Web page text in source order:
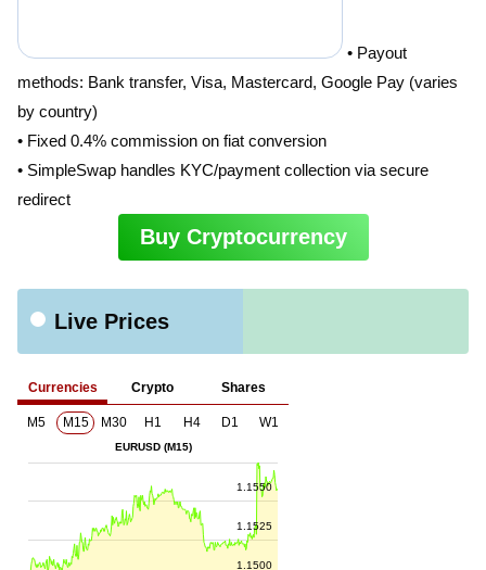
• Payout
methods: Bank transfer, Visa, Mastercard, Google Pay (varies
by country)
• Fixed 0.4% commission on fiat conversion
• SimpleSwap handles KYC/payment collection via secure
redirect
Buy Cryptocurrency
Live Prices